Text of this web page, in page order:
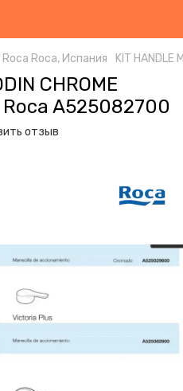
Roca, Испания KIT
CHROME
A525082700
отзыв